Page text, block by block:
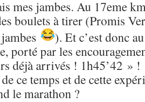
mes jambes. Au 17eme
boulets à tirer (Promis
). Et c’est donc
porté par les
déjà arrivés ! 1h45’42 » !
ce temps et de cette
le marathon ?